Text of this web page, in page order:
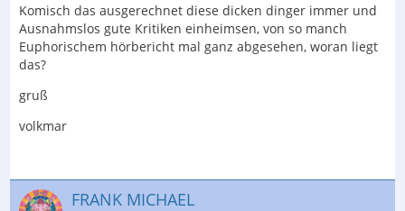
Komisch das ausgerechnet diese dicken dinger immer und
Ausnahmslos gute Kritiken einheimsen, von so manch
Euphorischem hörbericht mal ganz abgesehen, woran liegt
das?
gruß
volkmar
FRANK MICHAEL